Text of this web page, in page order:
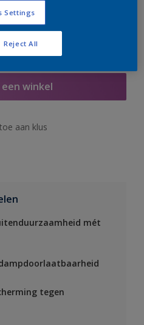
winkel
aan klus
mét
tegen
Settings
Reject All